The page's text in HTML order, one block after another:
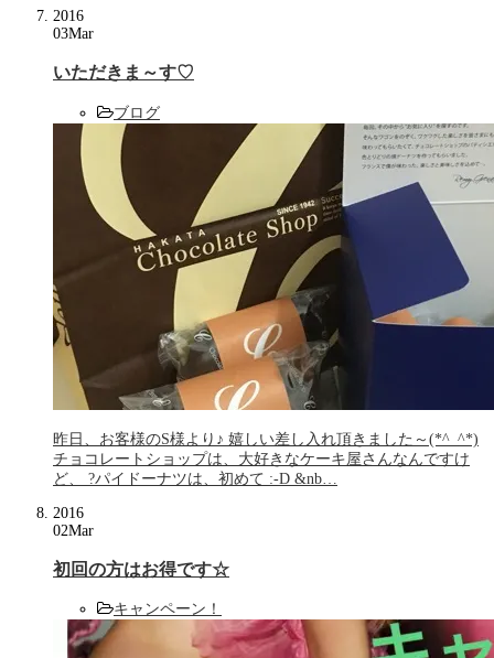
2016
03Mar
いただきま～す♡
ブログ
昨日、お客様のS様より♪ 嬉しい差し入れ頂きました～(*^_^*)
チョコレートショップは、大好きなケーキ屋さんなんですけ
ど、 ?パイドーナツは、初めて :-D &nb…
2016
02Mar
初回の方はお得です☆
キャンペーン！